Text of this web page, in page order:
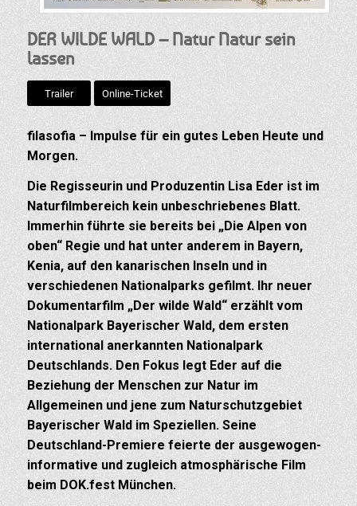
DER WILDE WALD – Natur Natur sein
lassen
Trailer Online-Ticket
filasofia – Impulse für ein gutes Leben Heute und
Morgen.
Die Regisseurin und Produzentin Lisa Eder ist im
Naturfilmbereich kein unbeschriebenes Blatt.
Immerhin führte sie bereits bei „Die Alpen von
oben“ Regie und hat unter anderem in Bayern,
Kenia, auf den kanarischen Inseln und in
verschiedenen Nationalparks gefilmt. Ihr neuer
Dokumentarfilm „Der wilde Wald“ erzählt vom
Nationalpark Bayerischer Wald, dem ersten
international anerkannten Nationalpark
Deutschlands. Den Fokus legt Eder auf die
Beziehung der Menschen zur Natur im
Allgemeinen und jene zum Naturschutzgebiet
Bayerischer Wald im Speziellen. Seine
Deutschland-Premiere feierte der ausgewogen-
informative und zugleich atmosphärische Film
beim DOK.fest München.